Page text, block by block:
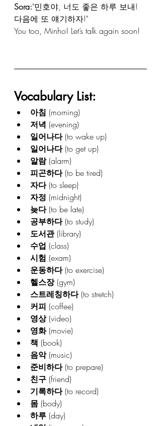
Sora:"민호야, 너도 좋은 하루 보내!
다음에 또 얘기하자!"
You too, Minho! Let’s talk again soon!
Vocabulary List:
아침 (morning)
저녁 (evening)
일어나다 (to wake up)
일어나다 (to get up)
알람 (alarm)
피곤하다 (to be tired)
자다 (to sleep)
자정 (midnight)
늦다 (to be late)
공부하다 (to study)
도서관 (library)
수업 (class)
시험 (exam)
운동하다 (to exercise)
헬스장 (gym)
스트레칭하다 (to stretch)
커피 (coffee)
영상 (video)
영화 (movie)
책 (book)
음악 (music)
준비하다 (to prepare)
친구 (friend)
기록하다 (to record)
몸 (body)
하루 (day)